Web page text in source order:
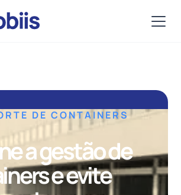
DE CONTAINERS
a gestão de
e evite